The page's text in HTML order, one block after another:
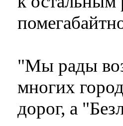
"Мы рады
многих
дорог, а